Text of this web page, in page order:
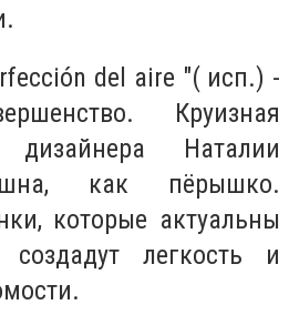
del aire "( исп.) -
Круизная
Наталии
как пёрышко.
которые актуальны
легкость и